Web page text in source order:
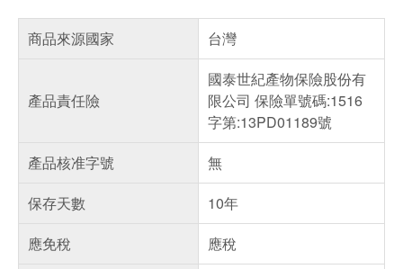
商品來源國家 台灣
產品責任險
國泰世紀產物保險股份有
限公司 保險單號碼:1516
字第:13PD01189號
產品核准字號
無
保存天數
10年
應免稅
應稅